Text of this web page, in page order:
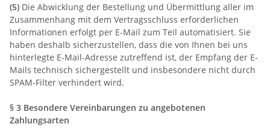
(5) Die Abwicklung der Bestellung und Übermittlung aller im
Zusammenhang mit dem Vertragsschluss erforderlichen
Informationen erfolgt per E-Mail zum Teil automatisiert. Sie
haben deshalb sicherzustellen, dass die von Ihnen bei uns
hinterlegte E-Mail-Adresse zutreffend ist, der Empfang der E-
Mails technisch sichergestellt und insbesondere nicht durch
SPAM-Filter verhindert wird.
§ 3 Besondere Vereinbarungen zu angebotenen
Zahlungsarten